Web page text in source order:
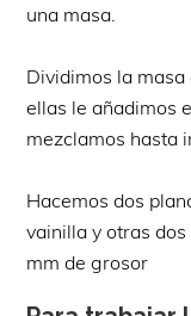
una masa.
Dividimos la
ellas le añadimos
mezclamos hasta
Hacemos dos
vainilla y otras
mm de grosor